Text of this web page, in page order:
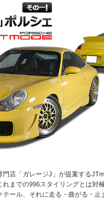
店「ガレージJ」が提案する
までの996スタイリングとは対
テール、それに走る・曲がる・止